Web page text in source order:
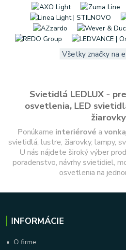
Všetky značky na
Svietidlá LEDLUX -
osvetlenia, LED
žiarovky
Ponúkame interiérové a
svietidlá, lustre, žiarovky, lampy,
U nás nájdete široký výber
poradenstvo, návrhy svietidiel,
osvetlenia na
INFORMÁCIE
• O firme